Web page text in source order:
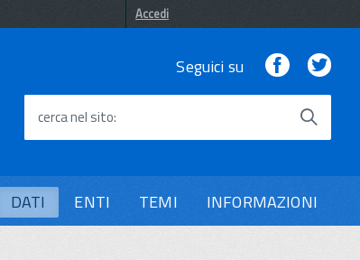
Accedi
Seguici su Facebook
cerca nel sito
DATI ENTI TEMI INFORMAZIONI